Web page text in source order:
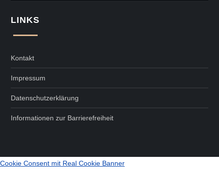
LINKS
Kontakt
Impressum
Datenschutzerklärung
Informationen zur Barrierefreiheit
Cookie Consent mit Real Cookie Banner